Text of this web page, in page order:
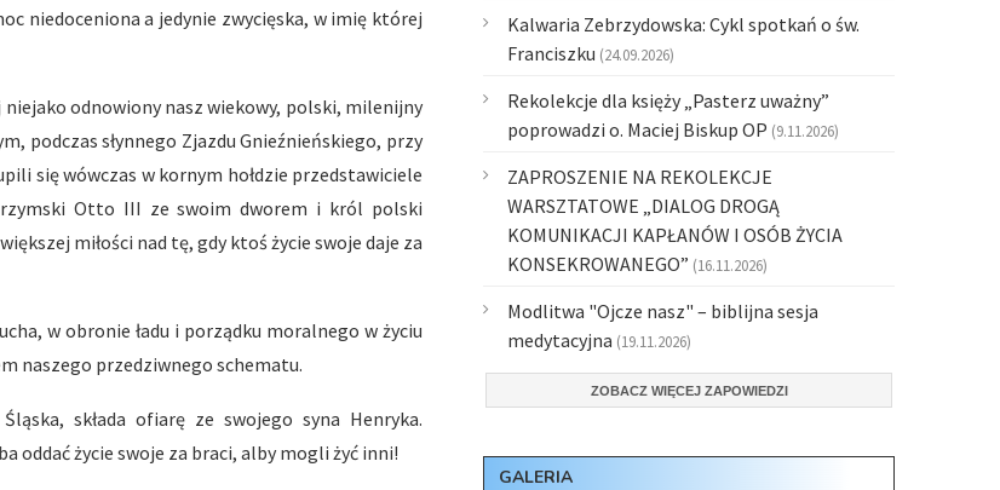
niedoceniona a jedynie zwycięska, w imię której
odnowiony nasz wiekowy, polski, milenijny
podczas słynnego Zjazdu Gnieźnieńskiego, przy
się wówczas w kornym hołdzie przedstawiciele
Otto III ze swoim dworem i król polski
miłości nad tę, gdy ktoś życie swoje daje za
w obronie ładu i porządku moralnego w życiu
naszego przedziwnego schematu.
składa ofiarę ze swojego syna Henryka.
oddać życie swoje za braci, alby mogli żyć inni!
Kalwaria Zebrzydowska: Cykl spotkań o św.
Franciszku (24.09.2026)
Rekolekcje dla księży „Pasterz uważny”
poprowadzi o. Maciej Biskup OP (9.11.2026)
ZAPROSZENIE NA REKOLEKCJE
WARSZTATOWE „DIALOG DROGĄ
KOMUNIKACJI KAPŁANÓW I OSÓB ŻYCIA
KONSEKROWANEGO” (16.11.2026)
Modlitwa "Ojcze nasz" – biblijna sesja
medytacyjna (19.11.2026)
ZOBACZ WIĘCEJ ZAPOWIEDZI
GALERIA